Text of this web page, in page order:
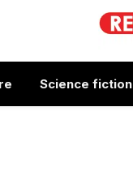
Science fiction